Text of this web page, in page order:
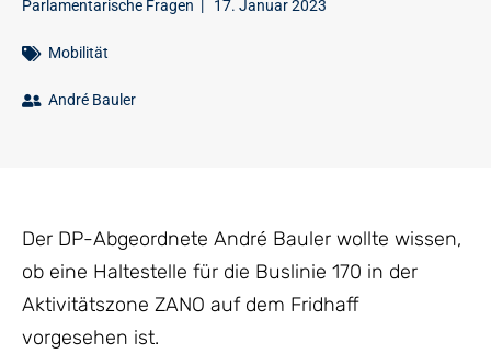
Parlamentarische Fragen | 17. Januar 2023
Mobilität
André Bauler
Der DP-Abgeordnete André Bauler wollte wissen,
ob eine Haltestelle für die Buslinie 170 in der
Aktivitätszone ZANO auf dem Fridhaff
vorgesehen ist.